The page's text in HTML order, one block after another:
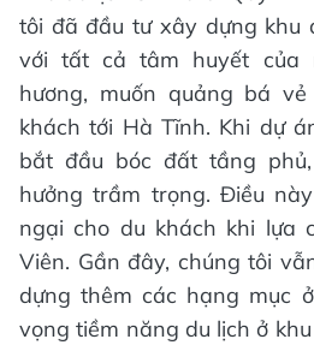
tôi đã đầu tư xây dựng khu
với tất cả tâm huyết của
hương, muốn quảng bá
khách tới Hà Tĩnh. Khi dự
bắt đầu bóc đất tầng
hưởng trầm trọng. Điều
ngại cho du khách khi lựa
Viên. Gần đây, chúng tôi
dựng thêm các hạng mục
vọng tiềm năng du lịch ở